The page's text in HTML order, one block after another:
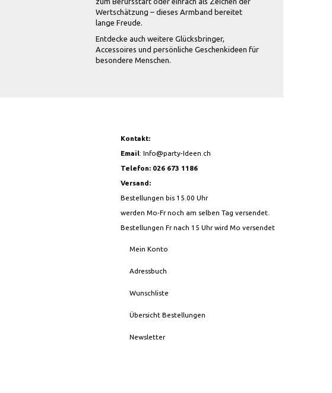
Wertschätzung – dieses Armband bereitet
lange Freude.
Entdecke auch weitere Glücksbringer,
Accessoires und persönliche Geschenkideen für
besondere Menschen.
Kontakt:
Email:Info@party-Ideen.ch
Telefon: 026 673 1186
Versand:
Bestellungen bis 15.00 Uhr
werden Mo-Fr noch am selben Tag versendet.
Bestellungen Fr nach 15 Uhr wird Mo versendet
Mein Konto
Adressbuch
Wunschliste
Übersicht Bestellungen
Newsletter